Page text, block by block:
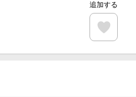
で無料データSIM（3GB/月プ
ンの拡散で300円OFFクーポン
追加する